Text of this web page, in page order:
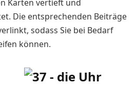
Karten vertieft und
Die entsprechenden Beiträge
sodass Sie bei Bedarf
können.